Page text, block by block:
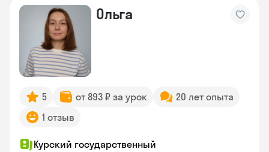
Ольга
5 от 893 ₽ за урок
20 лет опыта
1 отзыв
Курский государственный